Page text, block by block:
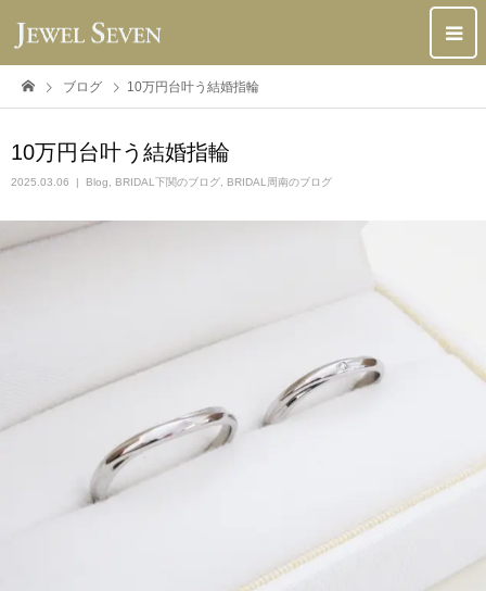
ブログ 10万円台叶う結婚指輪
10万円台叶う結婚指輪
2025.03.06 Blog BRIDAL下関のブログ BRIDAL周南のブログ